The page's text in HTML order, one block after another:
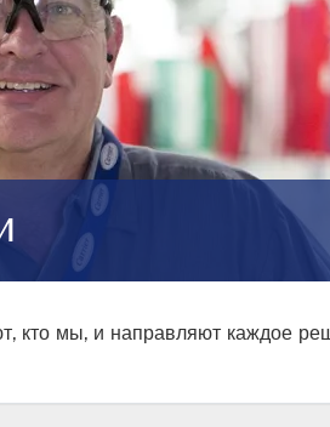
кто мы, и направляют каждое